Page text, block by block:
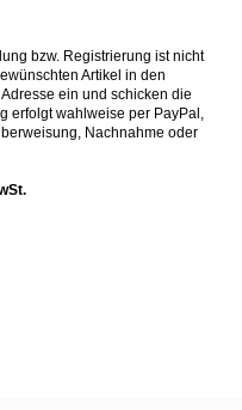
stehen Ihnen mit Rat und Tat
bzw. Registrierung ist
gewünschten Artikel in den
erfolgt wahlweise per
MwSt.